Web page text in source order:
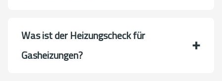
Was ist der Heizungscheck für
Gasheizungen?